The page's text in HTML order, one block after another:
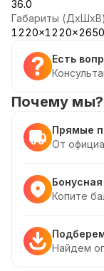
36.0
Габариты
1220x1220x2650
Есть
Почему мы?
Прямые
От
Копите
Найдем